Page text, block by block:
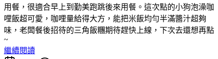
用餐，很適合早上到勤美跑跳後來用餐。這次點的小狗泡澡咖
哩飯超可愛，咖哩量給得大方，能把米飯均勻半滿醬汁超夠
味，老闆餐後招待的三角飯糰期待趕快上線，下次去還想再點
~
繼續閱讀